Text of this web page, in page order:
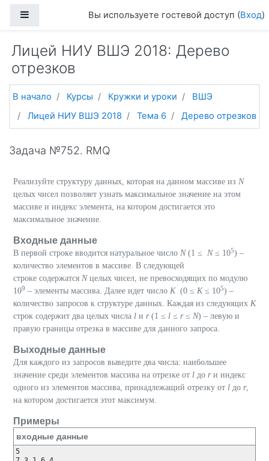
Боковая панельВы используете гостевой доступ (Вход)
Лицей НИУ ВШЭ 2018: Дерево
отрезков
В начало Курсы Кружки и уроки
ВШЭ
Лицей НИУ ВШЭ 2018
Тема 6 Дерево отрезков
Задача №752. RMQ
Реализуйте структуру данных, которая на данном массиве из N
целых чисел позволяет узнать максимальное значение на этом
массиве и индекс элемента, на котором достигается это
максимальное значение.
Входные данные
В первой строке вводится натуральное число N(1 ≤ N≤ 105) –
количество элементов в массиве. В следующей
строке содержатся Nцелых чисел, не превосходящих по модулю
109 – элементы массива. Далее идет число K(0 ≤ K≤ 105) –
количество запросов к структуре данных. Каждая из следующих K
строк содержит два целых числа l и r (1 ≤ l ≤ r≤ N) – левую и
правую границы отрезка в массиве для данного запроса.
Выходные данные
Для каждого из запросов выведите два числа: наибольшее
значение среди элементов массива на отрезке от l до rи индекс
одного из элементов массива, принадлежащий отрезку от l до r,
на котором достигается этот максимум.
Примеры
входные данные
5